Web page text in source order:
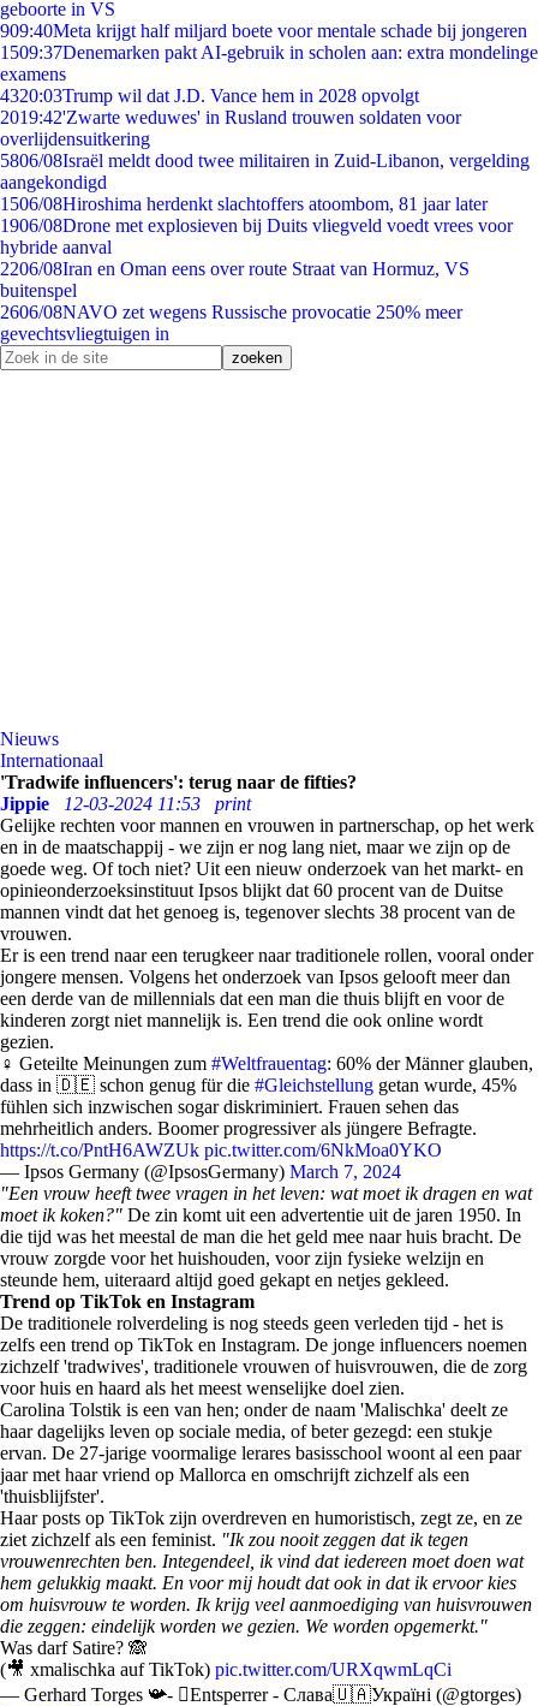
geboorte in VS
909:40Meta krijgt half miljard boete voor mentale schade bij jongeren
1509:37Denemarken pakt AI-gebruik in scholen aan: extra mondelinge
examens
4320:03Trump wil dat J.D. Vance hem in 2028 opvolgt
2019:42'Zwarte weduwes' in Rusland trouwen soldaten voor
overlijdensuitkering
5806/08Israël meldt dood twee militairen in Zuid-Libanon, vergelding
aangekondigd
1506/08Hiroshima herdenkt slachtoffers atoombom, 81 jaar later
1906/08Drone met explosieven bij Duits vliegveld voedt vrees voor
hybride aanval
2206/08Iran en Oman eens over route Straat van Hormuz, VS
buitenspel
2606/08NAVO zet wegens Russische provocatie 250% meer
gevechtsvliegtuigen in
Nieuws
Internationaal
'Tradwife influencers': terug naar de fifties?
Jippie
12-03-2024 11:53
print
Gelijke rechten voor mannen en vrouwen in partnerschap, op het werk
en in de maatschappij - we zijn er nog lang niet, maar we zijn op de
goede weg. Of toch niet? Uit een nieuw onderzoek van het markt- en
opinieonderzoeksinstituut Ipsos blijkt dat 60 procent van de Duitse
mannen vindt dat het genoeg is, tegenover slechts 38 procent van de
vrouwen.
Er is een trend naar een terugkeer naar traditionele rollen, vooral onder
jongere mensen. Volgens het onderzoek van Ipsos gelooft meer dan
een derde van de millennials dat een man die thuis blijft en voor de
kinderen zorgt niet mannelijk is. Een trend die ook online wordt
gezien.
♀️ Geteilte Meinungen zum #Weltfrauentag: 60% der Männer glauben,
dass in 🇩🇪 schon genug für die #Gleichstellung getan wurde, 45%
fühlen sich inzwischen sogar diskriminiert. Frauen sehen das
mehrheitlich anders. Boomer progressiver als jüngere Befragte.
https://t.co/PntH6AWZUk pic.twitter.com/6NkMoa0YKO
— Ipsos Germany (@IpsosGermany) March 7, 2024
"Een vrouw heeft twee vragen in het leven: wat moet ik dragen en wat
moet ik koken?" De zin komt uit een advertentie uit de jaren 1950. In
die tijd was het meestal de man die het geld mee naar huis bracht. De
vrouw zorgde voor het huishouden, voor zijn fysieke welzijn en
steunde hem, uiteraard altijd goed gekapt en netjes gekleed.
Trend op TikTok en Instagram
De traditionele rolverdeling is nog steeds geen verleden tijd - het is
zelfs een trend op TikTok en Instagram. De jonge influencers noemen
zichzelf 'tradwives', traditionele vrouwen of huisvrouwen, die de zorg
voor huis en haard als het meest wenselijke doel zien.
Carolina Tolstik is een van hen; onder de naam 'Malischka' deelt ze
haar dagelijks leven op sociale media, of beter gezegd: een stukje
ervan. De 27-jarige voormalige lerares basisschool woont al een paar
jaar met haar vriend op Mallorca en omschrijft zichzelf als een
'thuisblijfster'.
Haar posts op TikTok zijn overdreven en humoristisch, zegt ze, en ze
ziet zichzelf als een feminist. "Ik zou nooit zeggen dat ik tegen
vrouwenrechten ben. Integendeel, ik vind dat iedereen moet doen wat
hem gelukkig maakt. En voor mij houdt dat ook in dat ik ervoor kies
om huisvrouw te worden. Ik krijg veel aanmoediging van huisvrouwen
die zeggen: eindelijk worden we gezien. We worden opgemerkt."
Was darf Satire? 🙈
(🎥 xmalischka auf TikTok) pic.twitter.com/URXqwmLqCi
— Gerhard Torges 📯- Entsperrer - Слава🇺🇦Україні (@gtorges)